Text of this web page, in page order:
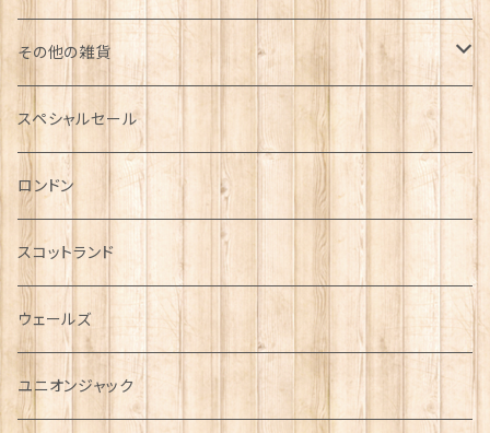
その他の雑貨
ミニカー
チャーム
犬グッズ
傘
指貫(シンブル)
スペシャルセール
ロンドン
スコットランド
ウェールズ
ユニオンジャック